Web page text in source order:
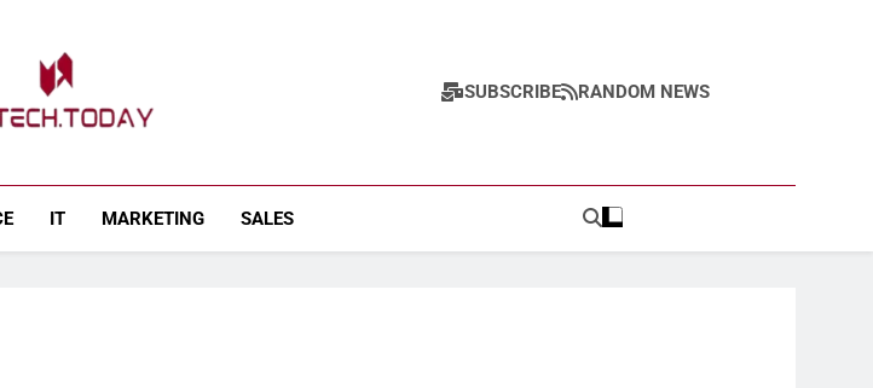
SUBSCRIBE RANDOM NEWS
IT MARKETING SALES